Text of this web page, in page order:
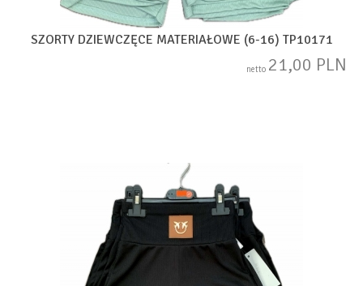
SZORTY DZIEWCZĘCE MATERIAŁOWE (6-16) TP10171
netto 21,00 PLN